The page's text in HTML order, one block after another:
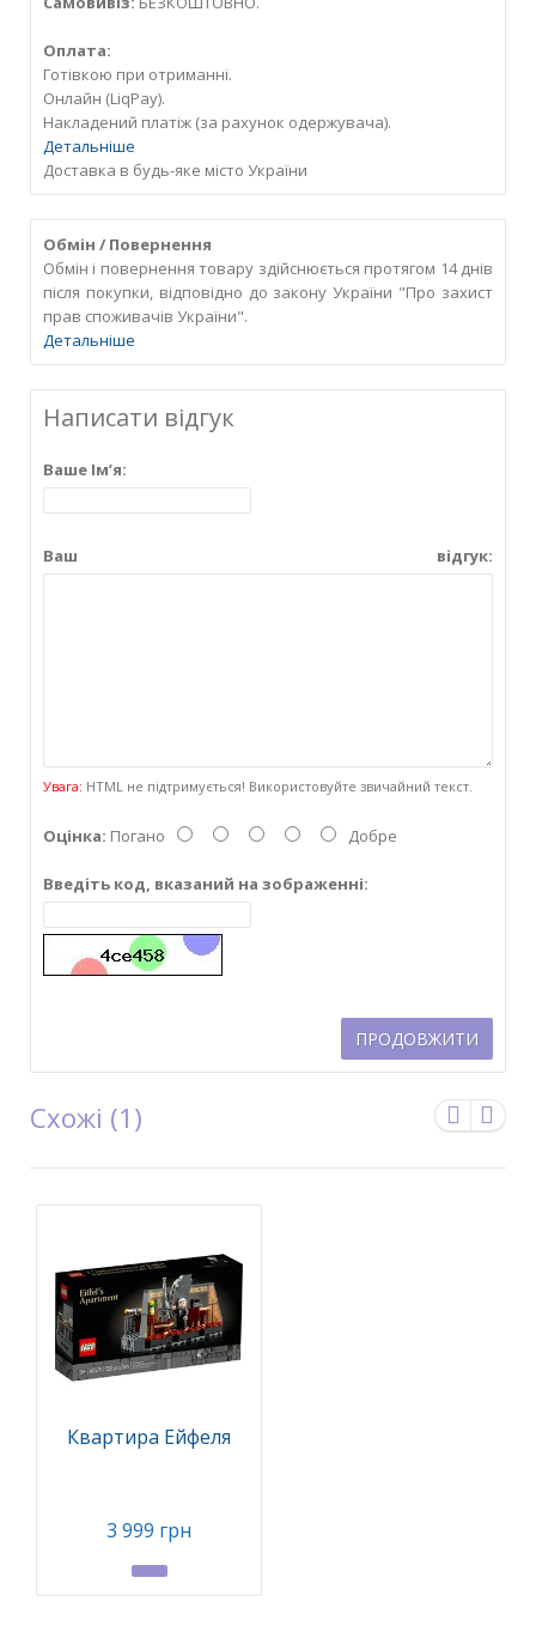
Оплата:
Готівкою при отриманні.
Онлайн (LiqPay).
Накладений платіж (за рахунок одержувача).
Детальніше
Доставка в будь-яке місто України
Обмін / Повернення
Обмін і повернення товару здійснюється протягом 14 днів
після покупки, відповідно до закону України "Про захист
прав споживачів України".
Детальніше
Написати відгук
Ваше Ім’я:
Ваш відгук:
Увага: HTML не підтримується! Використовуйте звичайний текст.
Оцінка: Погано Добре
Введіть код, вказаний на зображенні:
ПРОДОВЖИТИ
Схожі (1)
Квартира Ейфеля
3 999 грн